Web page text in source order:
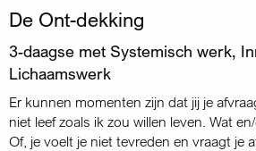
De Ont-dekking
3-daagse met Systemisch werk,
Lichaamswerk
Er kunnen momenten zijn dat jij je
niet leef zoals ik zou willen leven. Wat
Of, je voelt je niet tevreden en vraagt je